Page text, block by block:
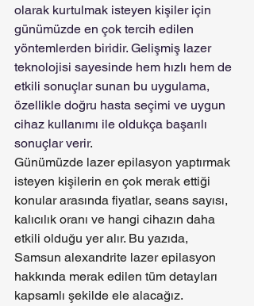
olarak kurtulmak isteyen kişiler için
günümüzde en çok tercih edilen
yöntemlerden biridir. Gelişmiş lazer
teknolojisi sayesinde hem hızlı hem de
etkili sonuçlar sunan bu uygulama,
özellikle doğru hasta seçimi ve uygun
cihaz kullanımı ile oldukça başarılı
sonuçlar verir.
Günümüzde lazer epilasyon yaptırmak
isteyen kişilerin en çok merak ettiği
konular arasında fiyatlar, seans sayısı,
kalıcılık oranı ve hangi cihazın daha
etkili olduğu yer alır. Bu yazıda,
Samsun alexandrite lazer epilasyon
hakkında merak edilen tüm detayları
kapsamlı şekilde ele alacağız.